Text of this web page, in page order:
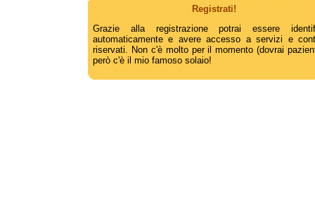
Registrati!
Grazie alla registrazione potrai essere
automaticamente e avere accesso a servizi e
riservati. Non c'è molto per il momento (dovrai
però c'è il mio famoso solaio!